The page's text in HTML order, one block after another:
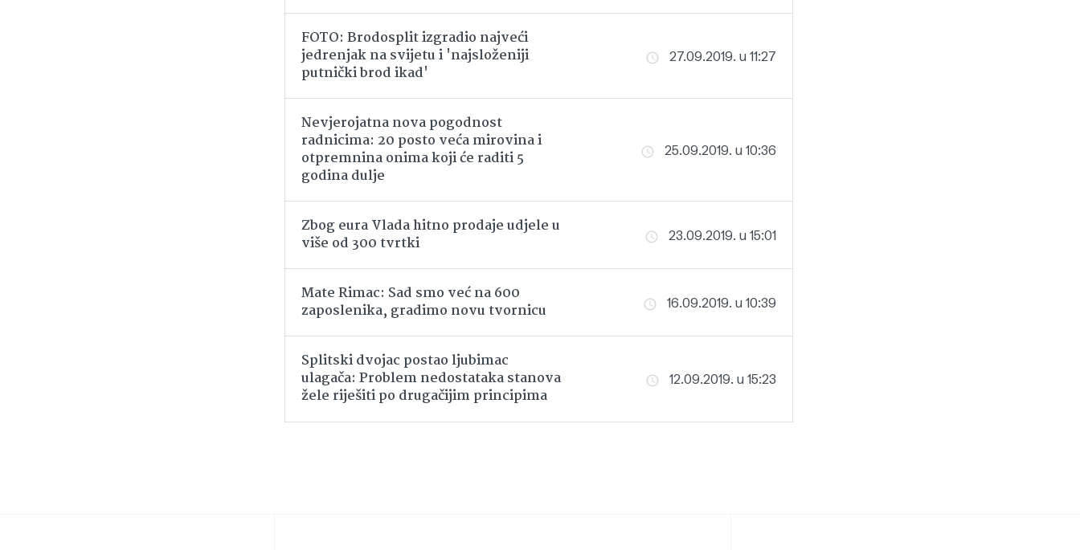
FOTO: Brodosplit izgradio najveći
jedrenjak na svijetu i 'najsloženiji
putnički brod ikad'
27.09.2019. u 11:27
Nevjerojatna nova pogodnost
radnicima: 20 posto veća mirovina i
otpremnina onima koji će raditi 5
godina dulje
25.09.2019. u 10:36
Zbog eura Vlada hitno prodaje udjele u
više od 300 tvrtki
23.09.2019. u 15:01
Mate Rimac: Sad smo već na 600
zaposlenika, gradimo novu tvornicu
16.09.2019. u 10:39
Splitski dvojac postao ljubimac
ulagača: Problem nedostataka stanova
žele riješiti po drugačijim principima
12.09.2019. u 15:23